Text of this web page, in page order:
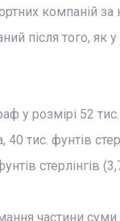
компаній за
після того, як у
у розмірі 52
тис. фунтів
стерлінгів
частини суми